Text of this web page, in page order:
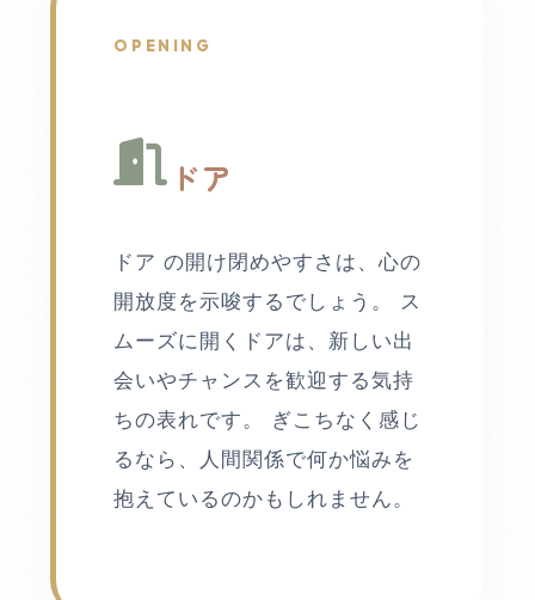
OPENING
ドア
ドア の開け閉めやすさは、心の
開放度を示唆するでしょう。 ス
ムーズに開くドアは、新しい出
会いやチャンスを歓迎する気持
ちの表れです。 ぎこちなく感じ
るなら、人間関係で何か悩みを
抱えているのかもしれません。